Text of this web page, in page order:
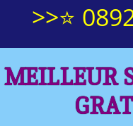
>>⭐
MEILLEUR